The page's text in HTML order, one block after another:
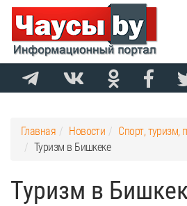
Главная Новости
Спорт, туризм,
Туризм в Бишкеке
Туризм в